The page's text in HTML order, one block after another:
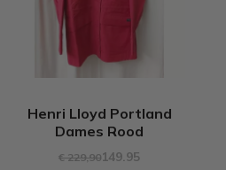
Henri Lloyd Portland
Dames Rood
€ 229,90149.95